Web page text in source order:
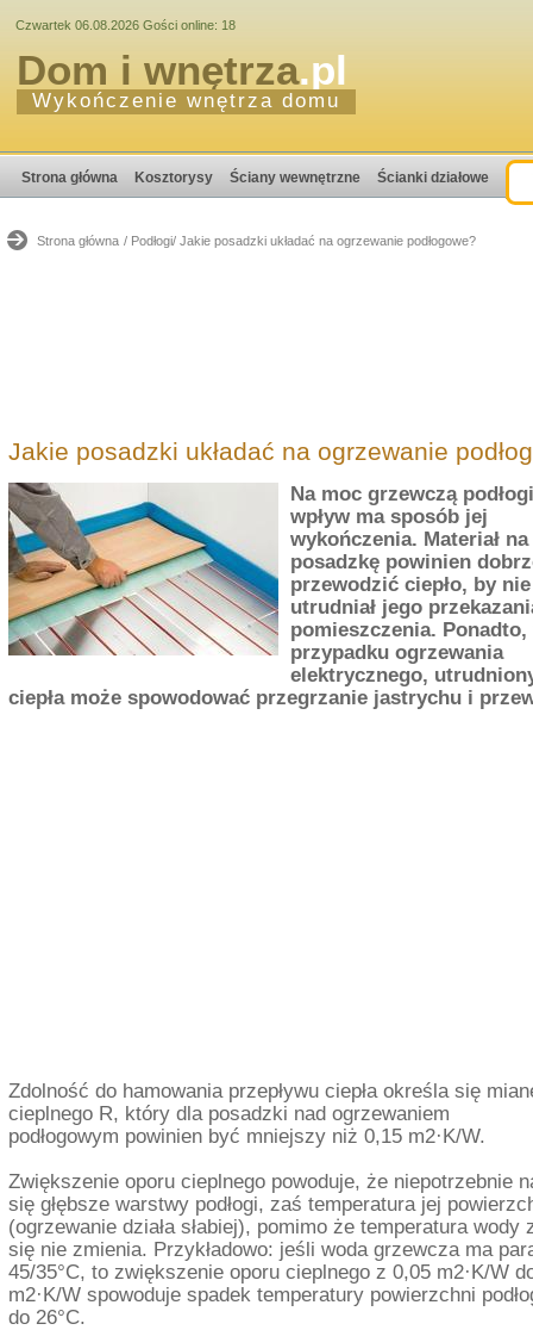
Czwartek 06.08.2026 Gości online: 18
Dom i wnętrza.pl
Wykończenie wnętrza domu
Strona główna Kosztorysy Ściany wewnętrzne Ścianki działowe
Strona główna / Podłogi/ Jakie posadzki układać na ogrzewanie podłogowe?
Jakie posadzki układać na ogrzewanie
Na moc grzewczą
wpływ ma sposób jej
wykończenia. Materiał na
posadzkę powinien
przewodzić ciepło, by nie
utrudniał jego
pomieszczenia. Ponadto,
przypadku ogrzewania
elektrycznego,
ciepła może spowodować przegrzanie jastrychu i
Zdolność do hamowania przepływu ciepła określa się
cieplnego R, który dla posadzki nad ogrzewaniem
podłogowym powinien być mniejszy niż 0,15 m2·K/W.
Zwiększenie oporu cieplnego powoduje, że niepotrzebnie
się głębsze warstwy podłogi, zaś temperatura jej
(ogrzewanie działa słabiej), pomimo że temperatura wody
się nie zmienia. Przykładowo: jeśli woda grzewcza ma
45/35°C, to zwiększenie oporu cieplnego z 0,05 m2·K/W
m2·K/W spowoduje spadek temperatury powierzchni
do 26°C.